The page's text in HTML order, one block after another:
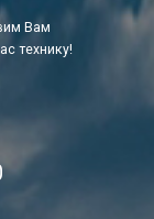
Вам
технику!